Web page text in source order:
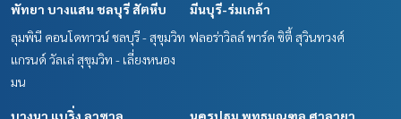
พัทยา บางแสน ชลบุรี สัตหีบ
ลุมพินี คอนโดทาวน์ ชลบุรี - สุขุมวิท
แกรนด์ วัลเล่ สุขุมวิท - เลี่ยงหนอง
มน
มีนบุรี-ร่มเกล้า
ฟลอร่าวิลล์ พาร์ค ซิตี้ สุวินทวงศ์
บางนา แบริ่ง ลาซาล นครปฐม พุทธมณฑล ศาลายา